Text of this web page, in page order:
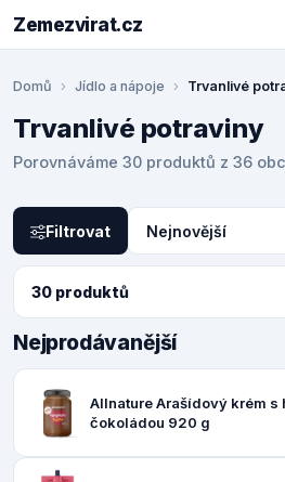
Zemezvirat.cz
Domů Jídlo a nápoje Trvanlivé
Trvanlivé potraviny
Porovnáváme 30 produktů z 36
Filtrovat
30 produktů
Nejprodávanější
Allnature Arašídový krém s
čokoládou 920 g